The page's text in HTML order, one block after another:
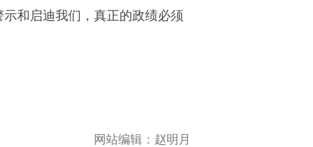
和启迪我们，真正的政绩必须
网站编辑： 赵明月